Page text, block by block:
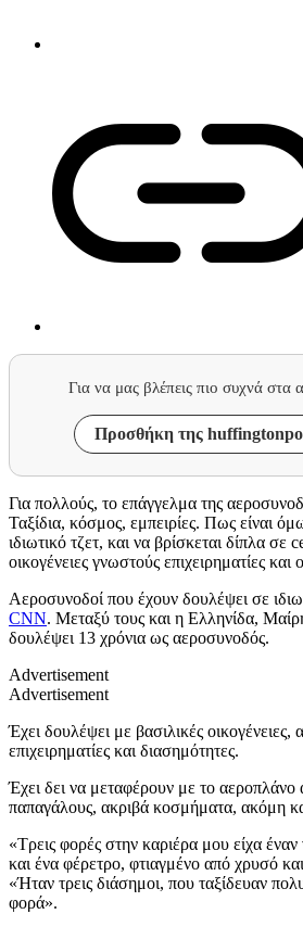
Για να μας βλέπεις πιο συχνά στα
Προσθήκη της
Για πολλούς, το επάγγελμα της
Ταξίδια, κόσμος, εμπειρίες. Πως είναι
ιδιωτικό τζετ, και να βρίσκεται δίπλα σε
οικογένειες γνωστούς επιχειρηματίες και
Αεροσυνοδοί που έχουν δουλέψει σε
CNN. Μεταξύ τους και η Ελληνίδα,
δουλέψει 13 χρόνια ως αεροσυνοδός.
Advertisement
Advertisement
Έχει δουλέψει με βασιλικές
επιχειρηματίες και διασημότητες.
Έχει δει να μεταφέρουν με το αεροπλάνο
παπαγάλους, ακριβά κοσμήματα, ακόμη
«Τρεις φορές στην καριέρα μου είχα
και ένα φέρετρο, φτιαγμένο από χρυσό
«Ήταν τρεις διάσημοι, που ταξίδευαν
φορά».